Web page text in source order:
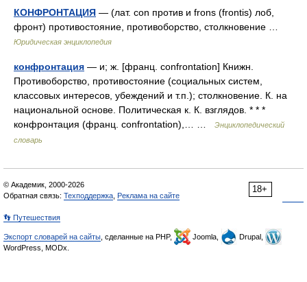
КОНФРОНТАЦИЯ — (лат. con против и frons (frontis) лоб,
фронт) противостояние, противоборство, столкновение …
Юридическая энциклопедия
конфронтация — и; ж. [франц. confrontation] Книжн.
Противоборство, противостояние (социальных систем,
классовых интересов, убеждений и т.п.); столкновение. К. на
национальной основе. Политическая к. К. взглядов. * * *
конфронтация (франц. confrontation),… …
Энциклопедический
словарь
18+
© Академик, 2000-2026
Обратная связь: Техподдержка Реклама на сайте
👣 Путешествия
Экспорт словарей на сайты , сделанные на PHP, Joomla,
Drupal,
WordPress, MODx.